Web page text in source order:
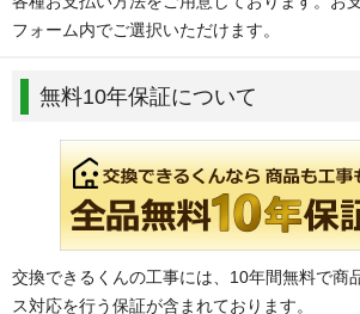
フォーム内でご選択いただけます。
無料10年保証について
交換できるくんの工事には、10年間無料で商
ス対応を行う保証が含まれております。